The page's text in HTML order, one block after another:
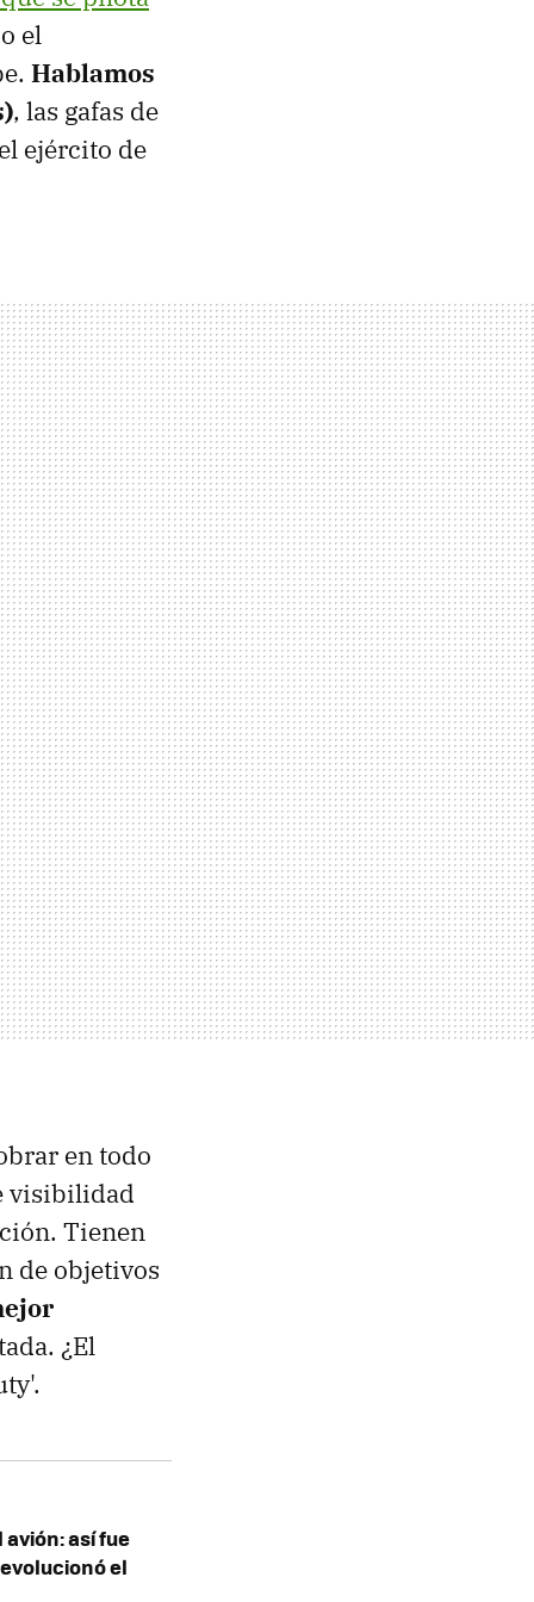
el
Hablamos
, las gafas de
ejército de
en todo
visibilidad
Tienen
de objetivos
¿El
así fue
el